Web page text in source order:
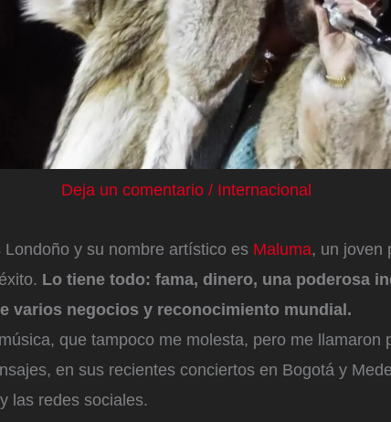
Deja un comentario / Internacional
Londoño y su nombre artístico es Maluma, un joven
Lo tiene todo: fama, dinero, una poderosa
varios negocios y reconocimiento mundial.
que tampoco me molesta, pero me llamaron
en sus recientes conciertos en Bogotá y
las redes sociales.